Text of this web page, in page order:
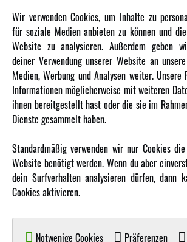
INFORMATIONEN
Newsletter
Über uns
Karriere
Amewi Kataloge
AMXRacing - Qualitäts RC-Zubehör
Amewi Construction - Nutzfahrzeuge
Wir verwenden Cookies, um Inhalte zu
für soziale Medien anbieten zu können und
Website zu analysieren. Außerdem geben
deiner Verwendung unserer Website an
Medien, Werbung und Analysen weiter.
Informationen möglicherweise mit weiteren
ihnen bereitgestellt hast oder die sie im
Dienste gesammelt haben.
Standardmäßig verwenden wir nur Cookies
Website benötigt werden. Wenn du aber
dein Surfverhalten analysieren dürfen, dann
Cookies aktivieren.
Notwenige Cookies Präferenzen